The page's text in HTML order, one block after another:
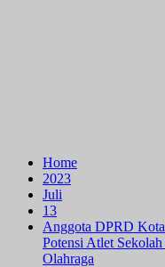
Home
2023
Juli
13
Anggota DPRD
Potensi Atlet
Olahraga